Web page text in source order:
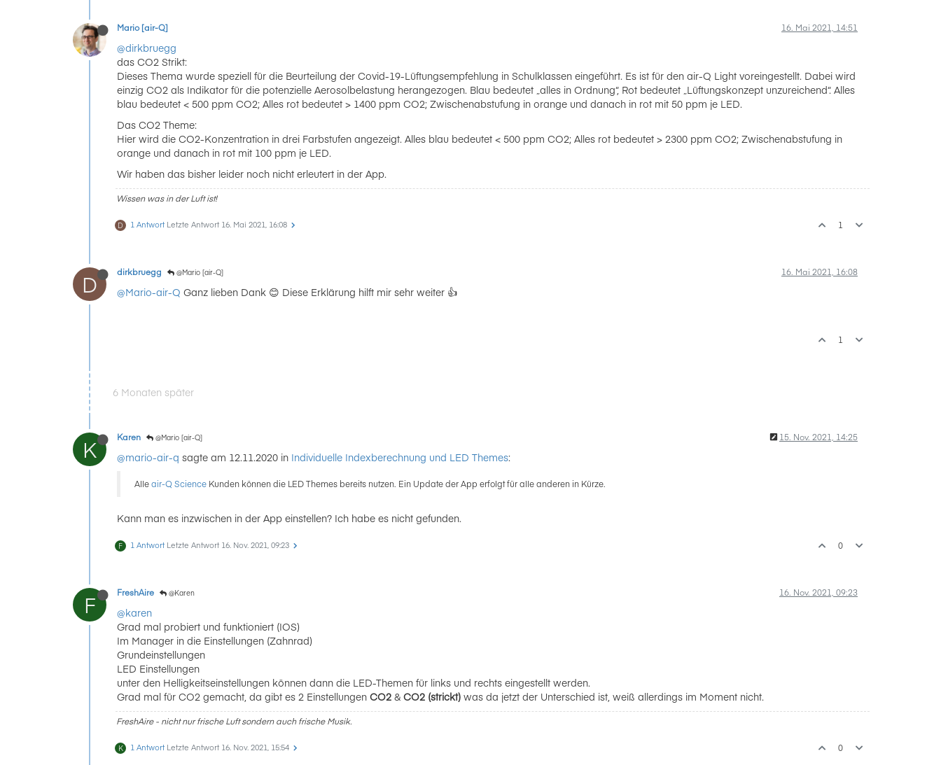
Mario [air-Q] 16. Mai 2021, 14:51
@dirkbruegg
das CO2 Strikt:
Dieses Thema wurde speziell für die Beurteilung der Covid-19-Lüftungsempfehlung in Schulklassen eingeführt. Es ist für den air-Q Light voreingestellt. Dabei wird
einzig CO2 als Indikator für die potenzielle Aerosolbelastung herangezogen. Blau bedeutet „alles in Ordnung“, Rot bedeutet „Lüftungskonzept unzureichend“. Alles
blau bedeutet < 500 ppm CO2; Alles rot bedeutet > 1400 ppm CO2; Zwischenabstufung in orange und danach in rot mit 50 ppm je LED.
Das CO2 Theme:
Hier wird die CO2-Konzentration in drei Farbstufen angezeigt. Alles blau bedeutet < 500 ppm CO2; Alles rot bedeutet > 2300 ppm CO2; Zwischenabstufung in
orange und danach in rot mit 100 ppm je LED.
Wir haben das bisher leider noch nicht erleutert in der App.
Wissen was in der Luft ist!
D 1 Antwort Letzte Antwort 16. Mai 2021, 16:08 1
D dirkbruegg @Mario [air-Q] 16. Mai 2021, 16:08
@Mario-air-Q Ganz lieben Dank 😊 Diese Erklärung hilft mir sehr weiter 👍
1
6 Monaten später
K Karen @Mario [air-Q] 15. Nov. 2021, 14:25
@mario-air-q sagte am 12.11.2020 in Individuelle Indexberechnung und LED Themes:
Alleair-Q Science Kunden können die LED Themes bereits nutzen. Ein Update der App erfolgt für alle anderen in Kürze.
Kann man es inzwischen in der App einstellen? Ich habe es nicht gefunden.
F 1 Antwort Letzte Antwort 16. Nov. 2021, 09:23 0
F FreshAire @Karen 16. Nov. 2021, 09:23
@karen
Grad mal probiert und funktioniert (IOS)
Im Manager in die Einstellungen (Zahnrad)
Grundeinstellungen
LED Einstellungen
unter den Helligkeitseinstellungen können dann die LED-Themen für links und rechts eingestellt werden.
Grad mal für CO2 gemacht, da gibt es 2 Einstellungen CO2 & CO2 (strickt) was da jetzt der Unterschied ist, weiß allerdings im Moment nicht.
FreshAire - nicht nur frische Luft sondern auch frische Musik.
K 1 Antwort Letzte Antwort 16. Nov. 2021, 15:54 0